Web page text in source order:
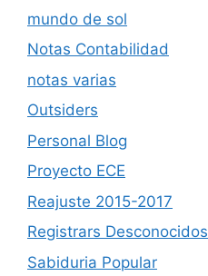
mundo de sol
Notas Contabilidad
notas varias
Outsiders
Personal Blog
Proyecto ECE
Reajuste 2015-2017
Registrars Desconocidos
Sabiduria Popular